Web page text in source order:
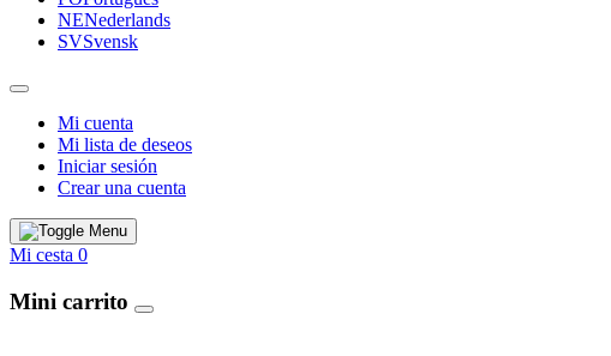
NENederlands
SVSvensk
Mi cuenta
Mi lista de deseos
Iniciar sesión
Crear una cuenta
Mi cesta 0
Mini carrito